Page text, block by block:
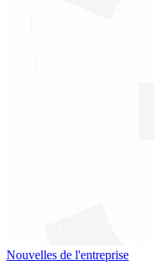
Nouvelles de l'entreprise